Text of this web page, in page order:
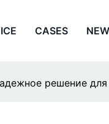
CASES
решение для